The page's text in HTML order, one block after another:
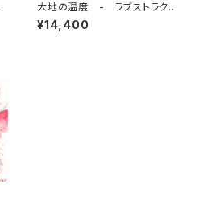
大地の温度 - ラブストラクシ
ョン・アート 7 by 仲丸友恵
¥14,400